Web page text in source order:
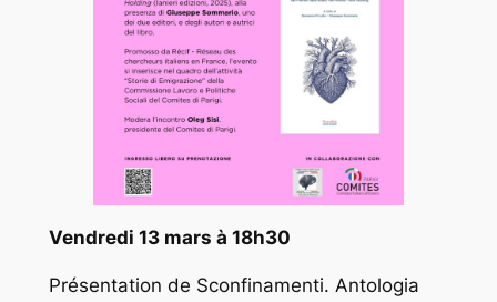
Vendredi 13 mars à 18h30
Présentation de Sconfinamenti. Antologia